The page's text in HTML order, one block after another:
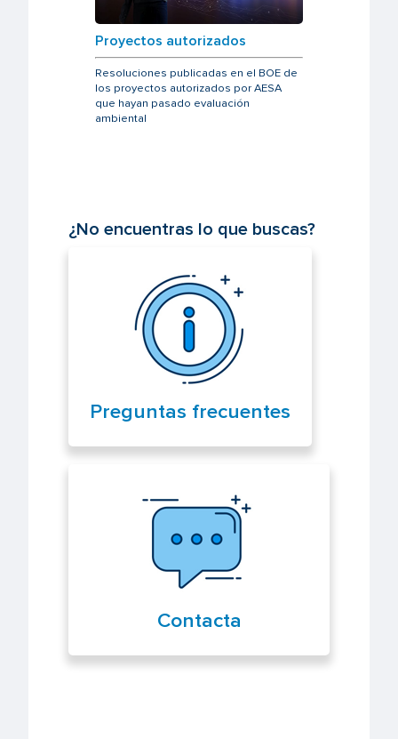
Proyectos autorizados
Resoluciones publicadas en el BOE de
los proyectos autorizados por AESA
que hayan pasado evaluación
ambiental
¿No encuentras lo que buscas?
Preguntas frecuentes
Contacta